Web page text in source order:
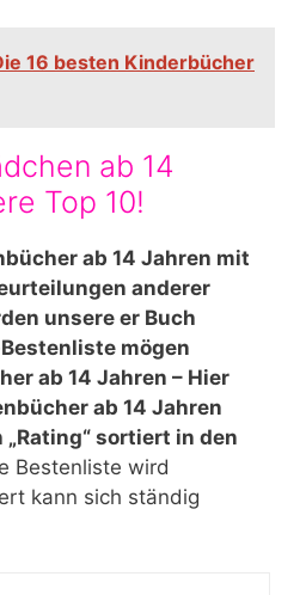
16 besten Kinderbücher
ab 14
Top 10!
ab 14 Jahren mit
anderer
unsere er Buch
mögen
ab 14 Jahren – Hier
ab 14 Jahren
sortiert in den
Bestenliste wird
kann sich ständig